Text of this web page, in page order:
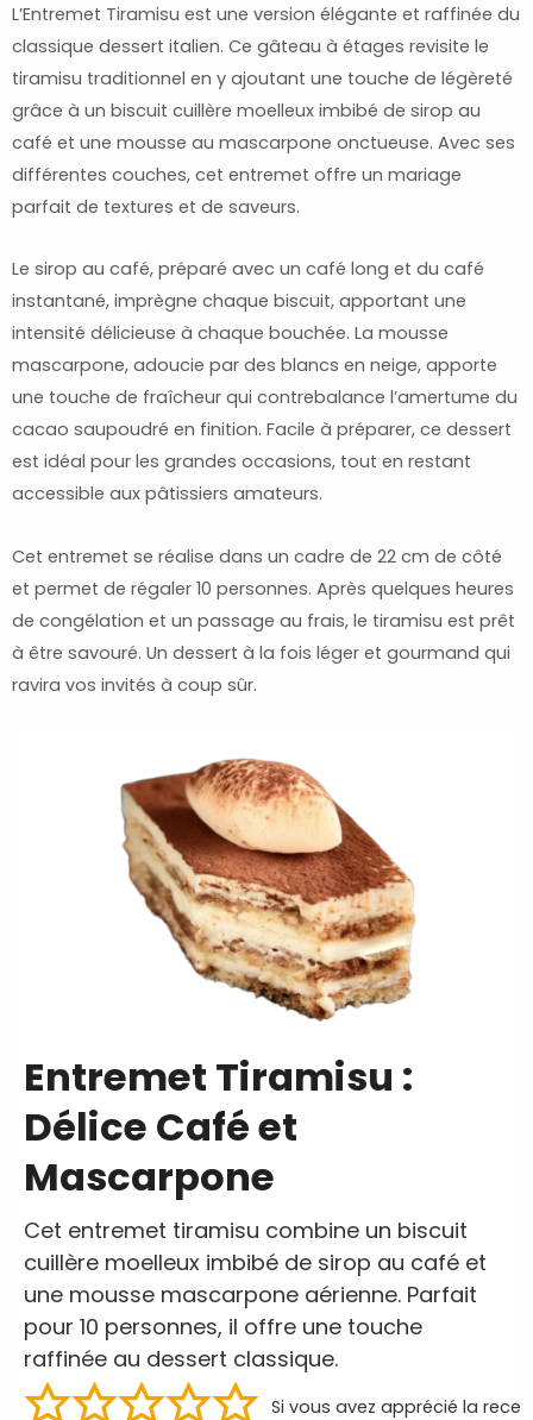
L’Entremet Tiramisu est une version élégante et raffinée du
classique dessert italien. Ce gâteau à étages revisite le
tiramisu traditionnel en y ajoutant une touche de légèreté
grâce à un biscuit cuillère moelleux imbibé de sirop au
café et une mousse au mascarpone onctueuse. Avec ses
différentes couches, cet entremet offre un mariage
parfait de textures et de saveurs.
Le sirop au café, préparé avec un café long et du café
instantané, imprègne chaque biscuit, apportant une
intensité délicieuse à chaque bouchée. La mousse
mascarpone, adoucie par des blancs en neige, apporte
une touche de fraîcheur qui contrebalance l’amertume du
cacao saupoudré en finition. Facile à préparer, ce dessert
est idéal pour les grandes occasions, tout en restant
accessible aux pâtissiers amateurs.
Cet entremet se réalise dans un cadre de 22 cm de côté
et permet de régaler 10 personnes. Après quelques heures
de congélation et un passage au frais, le tiramisu est prêt
à être savouré. Un dessert à la fois léger et gourmand qui
ravira vos invités à coup sûr.
Entremet Tiramisu :
Délice Café et
Mascarpone
Cet entremet tiramisu combine un biscuit
cuillère moelleux imbibé de sirop au café et
une mousse mascarpone aérienne. Parfait
pour 10 personnes, il offre une touche
raffinée au dessert classique.
Si vous avez apprécié la